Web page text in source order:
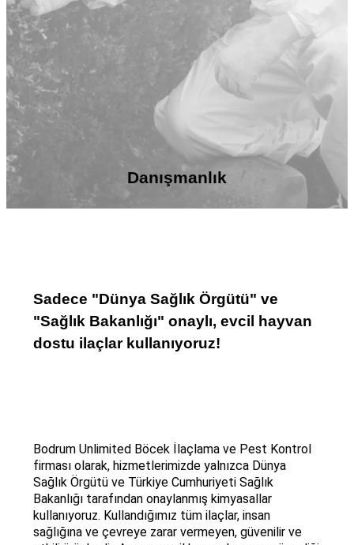
Danışmanlık
Sadece "Dünya Sağlık Örgütü" ve
"Sağlık Bakanlığı" onaylı, evcil hayvan
dostu ilaçlar kullanıyoruz!
Bodrum Unlimited Böcek İlaçlama ve Pest Kontrol
firması olarak, hizmetlerimizde yalnızca Dünya
Sağlık Örgütü ve Türkiye Cumhuriyeti Sağlık
Bakanlığı tarafından onaylanmış kimyasallar
kullanıyoruz. Kullandığımız tüm ilaçlar, insan
sağlığına ve çevreye zarar vermeyen, güvenilir ve